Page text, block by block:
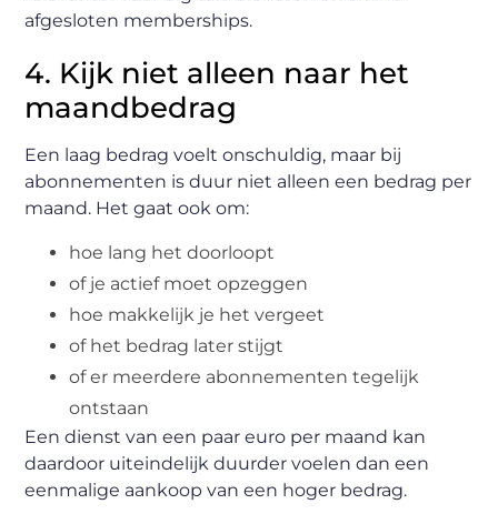
afgesloten memberships.
4. Kijk niet alleen naar het
maandbedrag
Een laag bedrag voelt onschuldig, maar bij
abonnementen is duur niet alleen een bedrag per
maand. Het gaat ook om:
hoe lang het doorloopt
of je actief moet opzeggen
hoe makkelijk je het vergeet
of het bedrag later stijgt
of er meerdere abonnementen tegelijk
ontstaan
Een dienst van een paar euro per maand kan
daardoor uiteindelijk duurder voelen dan een
eenmalige aankoop van een hoger bedrag.